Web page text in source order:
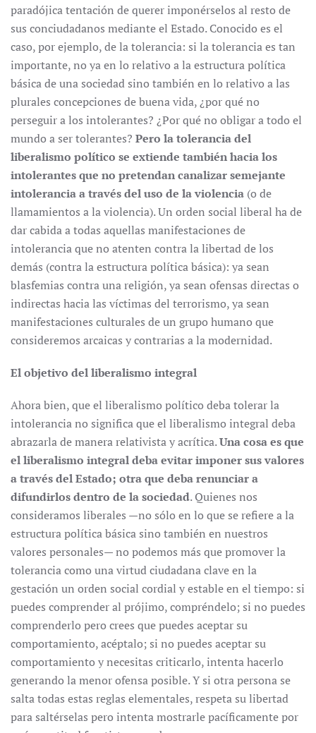
paradójica tentación de querer imponérselos al resto de
sus conciudadanos mediante el Estado. Conocido es el
caso, por ejemplo, de la tolerancia: si la tolerancia es tan
importante, no ya en lo relativo a la estructura política
básica de una sociedad sino también en lo relativo a las
plurales concepciones de buena vida, ¿por qué no
perseguir a los intolerantes? ¿Por qué no obligar a todo el
mundo a ser tolerantes? Pero la tolerancia del
liberalismo político se extiende también hacia los
intolerantes que no pretendan canalizar semejante
intolerancia a través del uso de la violencia (o de
llamamientos a la violencia). Un orden social liberal ha de
dar cabida a todas aquellas manifestaciones de
intolerancia que no atenten contra la libertad de los
demás (contra la estructura política básica): ya sean
blasfemias contra una religión, ya sean ofensas directas o
indirectas hacia las víctimas del terrorismo, ya sean
manifestaciones culturales de un grupo humano que
consideremos arcaicas y contrarias a la modernidad.
El objetivo del liberalismo integral
Ahora bien, que el liberalismo político deba tolerar la
intolerancia no significa que el liberalismo integral deba
abrazarla de manera relativista y acrítica.Una cosa es que
el liberalismo integral deba evitar imponer sus valores
a través del Estado; otra que deba renunciar a
difundirlos dentro de la sociedad. Quienes nos
consideramos liberales —no sólo en lo que se refiere a la
estructura política básica sino también en nuestros
valores personales— no podemos más que promover la
tolerancia como una virtud ciudadana clave en la
gestación un orden social cordial y estable en el tiempo: si
puedes comprender al prójimo, compréndelo; si no puedes
comprenderlo pero crees que puedes aceptar su
comportamiento, acéptalo; si no puedes aceptar su
comportamiento y necesitas criticarlo, intenta hacerlo
generando la menor ofensa posible. Y si otra persona se
salta todas estas reglas elementales, respeta su libertad
para saltérselas pero intenta mostrarle pacíficamente por